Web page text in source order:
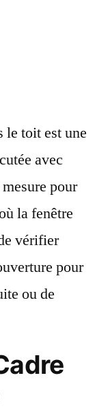
le toit est une
avec
pour
la fenêtre
vérifier
pour
ou de